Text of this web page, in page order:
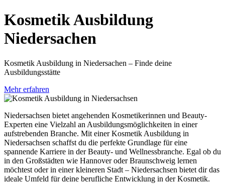
Kosmetik Ausbildung
Niedersachen
Kosmetik Ausbildung in Niedersachen – Finde deine
Ausbildungsstätte
Mehr erfahren
Niedersachsen bietet angehenden Kosmetikerinnen und Beauty-
Experten eine Vielzahl an Ausbildungsmöglichkeiten in einer
aufstrebenden Branche. Mit einer Kosmetik Ausbildung in
Niedersachsen schaffst du die perfekte Grundlage für eine
spannende Karriere in der Beauty- und Wellnessbranche. Egal ob du
in den Großstädten wie Hannover oder Braunschweig lernen
möchtest oder in einer kleineren Stadt – Niedersachsen bietet dir das
ideale Umfeld für deine berufliche Entwicklung in der Kosmetik.